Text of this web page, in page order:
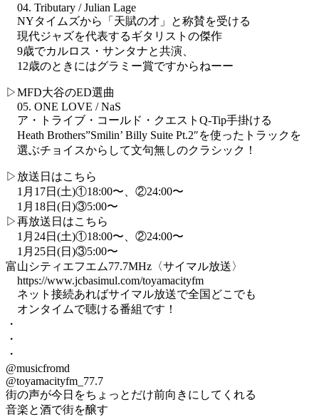
04. Tributary / Julian Lage
NYタイムズから「天賦の才」と称賛を受ける
現代ジャズを代表するギタリストの傑作
9歳でカルロス・サンタナと共演、
12歳のときにはグラミー賞ですからねーー
▷MFD大谷のED選曲
05. ONE LOVE / NaS
ア・トライブ・コールド・クエストQ-Tip手掛ける
Heath Brothers”Smilin’ Billy Suite Pt.2″を使ったトラックを
選ぶチョイスからして文句無しのクラシック！
▷放送日はこちら
1月17日(土)①18:00〜、②24:00〜
1月18日(日)③5:00〜⁡
▷再放送日はこちら
1月24日(土)①18:00〜、②24:00〜
1月25日(日)③5:00〜⁡
︎富山シティエフエム77.7MHz〈サイマル放送〉
https://www.jcbasimul.com/toyamacityfm
ネット接続あればサイマル放送で全国どこでも
オンタイムで聴ける番組です！
・
・
・
@musicfromd
@toyamacityfm_77.7
街の声が今日をちょっとだけ前向きにしてくれる
音楽と酒で街を醸す